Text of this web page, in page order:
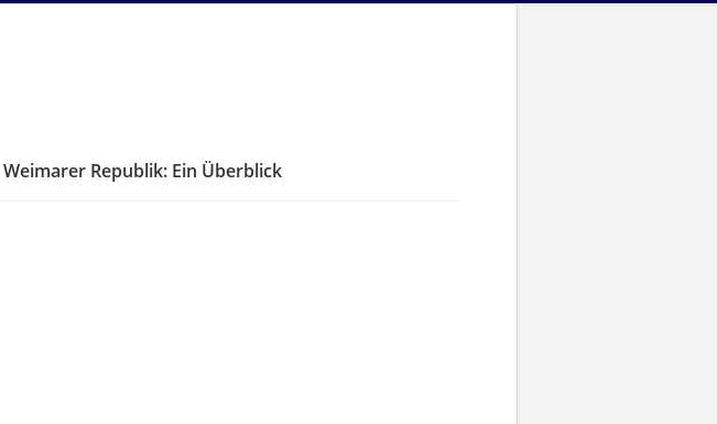
Republik: Ein Überblick